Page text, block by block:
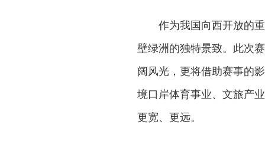
作为我国向西开放的
壁绿洲的独特景致。此次
阔风光，更将借助赛事的
境口岸体育事业、文旅产
更宽、更远。